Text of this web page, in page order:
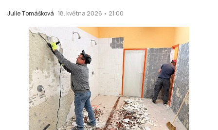
Julie Tomášková 18. května 2026 • 21:00